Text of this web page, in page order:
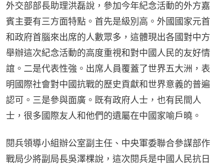
外交部部長助理洪磊說，參加今年紀念活動的外方嘉
賓主要有三方面特點。首先是級別高。外國國家元首
和政府首腦來出席的人數眾多，這體現出各國對中方
舉辦這次紀念活動的高度重視和對中國人民的友好情
誼。二是代表性強。出席人員覆蓋了世界五大洲，表
明國際社會對中國抗戰的歷史貢獻和世界意義的普遍
認可。三是參與面廣。既有政府人士，也有民間人
士，很多國際友人和他們的遺屬在中國家喻戶曉。
閱兵領導小組辦公室副主任、中央軍委聯合參謀部作
戰局少將副局長吳澤棵說，這次閱兵是中國人民抗日